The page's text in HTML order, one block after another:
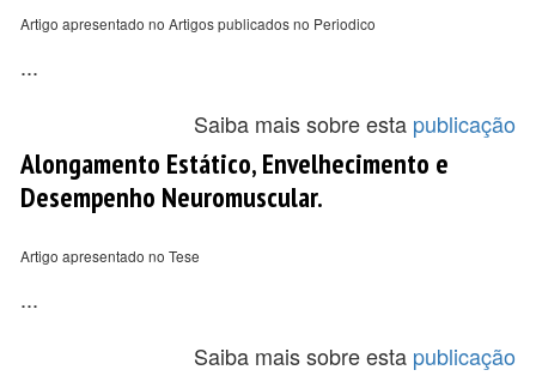
Artigo apresentado no Artigos publicados no Periodico
...
Saiba mais sobre esta publicação
Alongamento Estático, Envelhecimento e
Desempenho Neuromuscular.
Artigo apresentado no Tese
...
Saiba mais sobre esta publicação